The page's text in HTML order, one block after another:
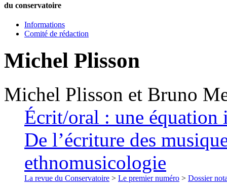
du conservatoire
Informations
Comité de rédaction
Michel Plisson
Michel Plisson et Bruno
Écrit/oral : une équation
De l’écriture des
ethnomusicologie
La revue du Conservatoire > Le premier numéro > Dossier